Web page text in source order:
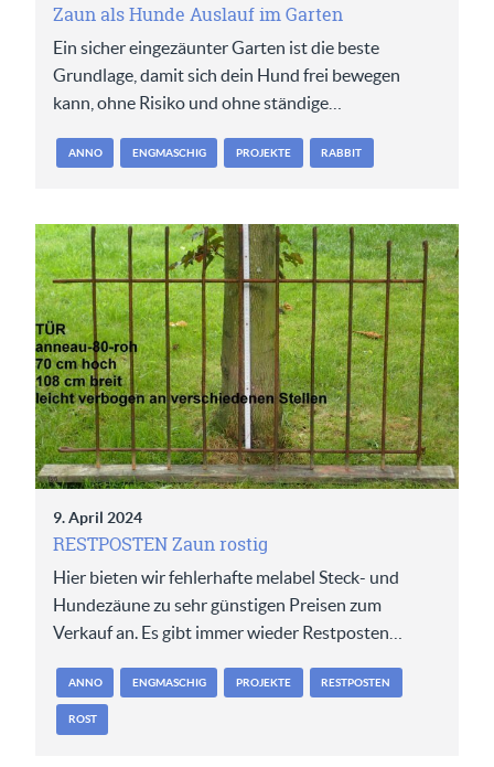
Zaun als Hunde Auslauf im Garten
Ein sicher eingezäunter Garten ist die beste
Grundlage, damit sich dein Hund frei bewegen
kann, ohne Risiko und ohne ständige…
ANNO ENGMASCHIG PROJEKTE RABBIT
9. April 2024
RESTPOSTEN Zaun rostig
Hier bieten wir fehlerhafte melabel Steck- und
Hundezäune zu sehr günstigen Preisen zum
Verkauf an. Es gibt immer wieder Restposten…
ANNO ENGMASCHIG PROJEKTE RESTPOSTEN
ROST